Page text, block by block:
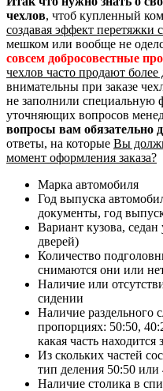
чехлов, чтоб купленный
создавая эффект перетяжки
мешком или вообще не
совсем добросовестные
чехлов часто продают
внимательны при заказе
не заполнили специальную
уточняющих вопросов
вопросы вам обязательно
ответы, на которые Вы
момент оформления заказа?
Марка автомобиля
Год выпуска
документы, год
Вариант кузова, седан
дверей)
Количество
снимаются они или
Наличие или
сидении
Наличие раздельного
пропорциях: 50:50,
какая часть
Из скольких частей
тип деления 50:50 или
Наличие столика в